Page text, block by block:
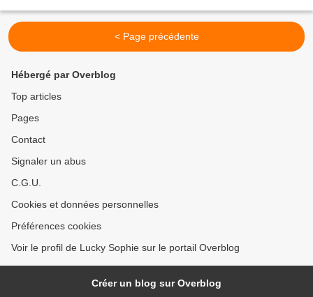
< Page précédente
Hébergé par Overblog
Top articles
Pages
Contact
Signaler un abus
C.G.U.
Cookies et données personnelles
Préférences cookies
Voir le profil de Lucky Sophie sur le portail Overblog
Créer un blog sur Overblog